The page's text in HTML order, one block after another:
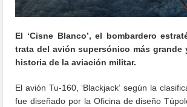
El ‘Cisne Blanco’, el bombardero
trata del avión supersónico más grande
historia de la aviación militar.
El avión Tu-160, ‘Blackjack’ según la
fue diseñado por la Oficina de diseño